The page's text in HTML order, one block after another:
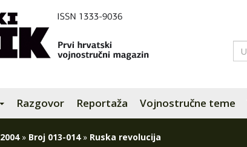
Razgovor Reportaža Vojnostručne teme
2004» Broj 013-014» Ruska revolucija